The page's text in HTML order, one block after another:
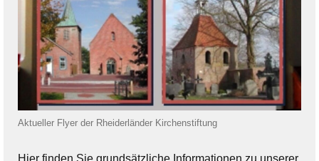
Aktueller Flyer der Rheiderländer Kirchenstiftung
Hier finden Sie grundsätzliche Informationen zu unserer